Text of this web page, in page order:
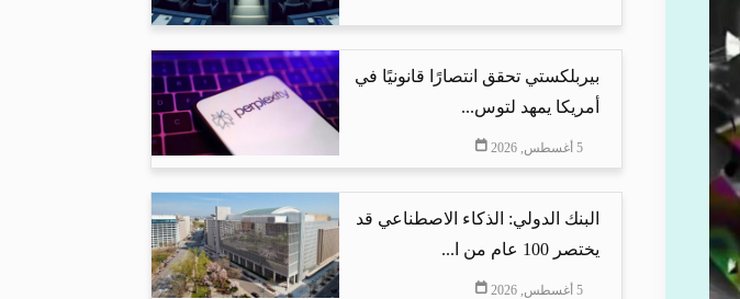
بيربلكستي تحقق انتصارًا قانونيًا في
أمريكا يمهد لتوس...
5 أغسطس, 2026
البنك الدولي: الذكاء الاصطناعي قد
يختصر 100 عام من ا...
5 أغسطس, 2026